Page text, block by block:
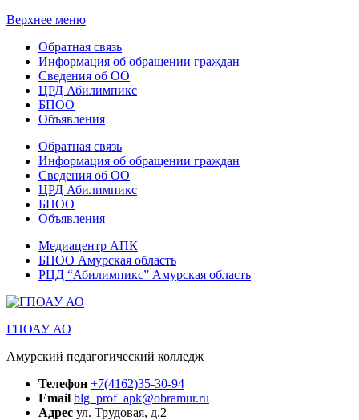
Верхнее меню
Обратная связь
Информация об обращении граждан
Сведения об ОО
ЦРД Абилимпикс
БПОО
Объявления
Обратная связь
Информация об обращении граждан
Сведения об ОО
ЦРД Абилимпикс
БПОО
Объявления
Медиацентр АПК
БПОО Амурская область
РЦД “Абилимпикс” Амурская область
ГПОАУ АО
Амурский педагогический колледж
Телефон +7(4162)35-30-94
Email blg_prof_apk@obramur.ru
Адрес ул. Трудовая, д.2